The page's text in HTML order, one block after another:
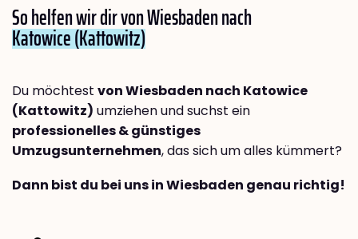
So helfen wir dir von Wiesbaden nach
Katowice (Kattowitz)
Du möchtest von Wiesbaden nach Katowice
(Kattowitz) umziehen und suchst ein
professionelles & günstiges
Umzugsunternehmen, das sich um alles kümmert?
Dann bist du bei uns in Wiesbaden genau richtig!